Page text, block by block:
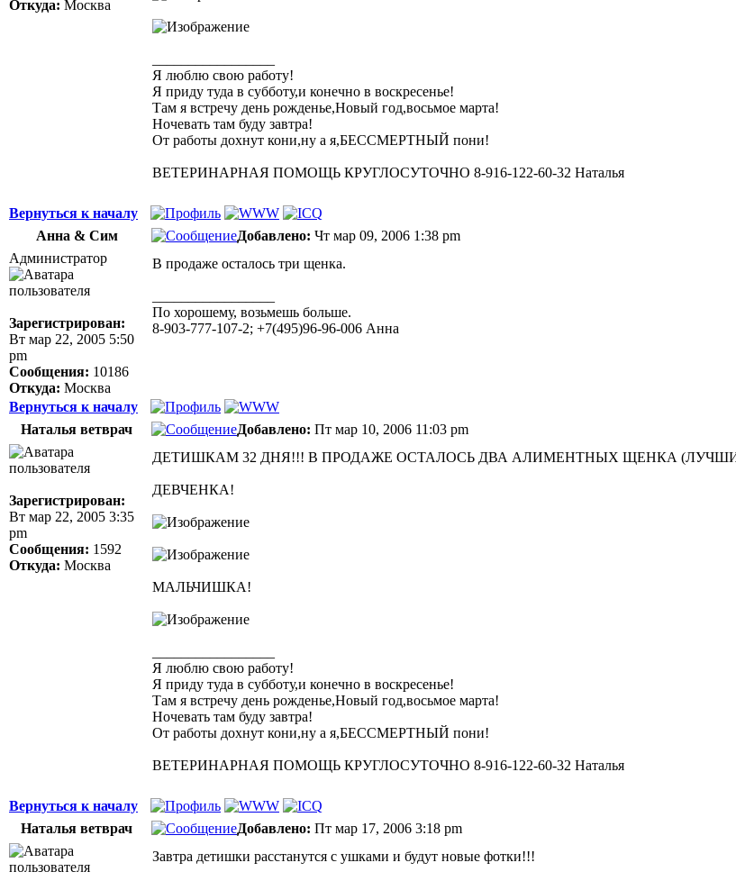
Откуда: Москва
Я люблю свою работу!
Я приду туда в субботу,и конечно в воскресенье!
Там я встречу день рожденье,Новый год,восьмое марта!
Ночевать там буду завтра!
От работы дохнут кони,ну а я,БЕССМЕРТНЫЙ пони!
ВЕТЕРИНАРНАЯ ПОМОЩЬ КРУГЛОСУТОЧНО 8-916-122-60-32 Наталья
Вернуться к началу
Анна & Сим
Добавлено: Чт мар 09, 2006 1:38 pm
Администратор
Зарегистрирован:
Вт мар 22, 2005 5:50
pm
Сообщения: 10186
Откуда: Москва
В продаже осталось три щенка.
По хорошему, возьмешь больше.
8-903-777-107-2; +7(495)96-96-006 Анна
Вернуться к началу
Наталья ветврач
Добавлено: Пт мар 10, 2006 11:03 pm
Зарегистрирован:
Вт мар 22, 2005 3:35
pm
Сообщения: 1592
Откуда: Москва
ДЕТИШКАМ 32 ДНЯ!!! В ПРОДАЖЕ ОСТАЛОСЬ ДВА АЛИМЕНТНЫХ ЩЕНКА
ДЕВЧЕНКА!
МАЛЬЧИШКА!
Я люблю свою работу!
Я приду туда в субботу,и конечно в воскресенье!
Там я встречу день рожденье,Новый год,восьмое марта!
Ночевать там буду завтра!
От работы дохнут кони,ну а я,БЕССМЕРТНЫЙ пони!
ВЕТЕРИНАРНАЯ ПОМОЩЬ КРУГЛОСУТОЧНО 8-916-122-60-32 Наталья
Вернуться к началу
Наталья ветврач
Добавлено: Пт мар 17, 2006 3:18 pm
Завтра детишки расстанутся с ушками и будут новые фотки!!!